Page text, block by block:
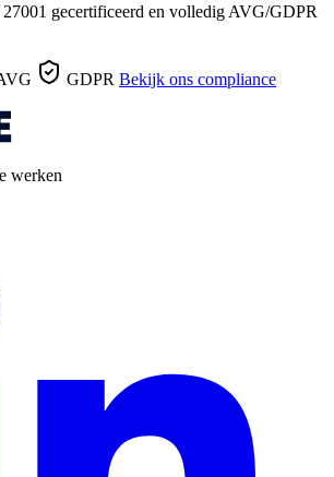
gecertificeerd en volledig AVG/GDPR
GDPR Bekijk ons compliance
werken